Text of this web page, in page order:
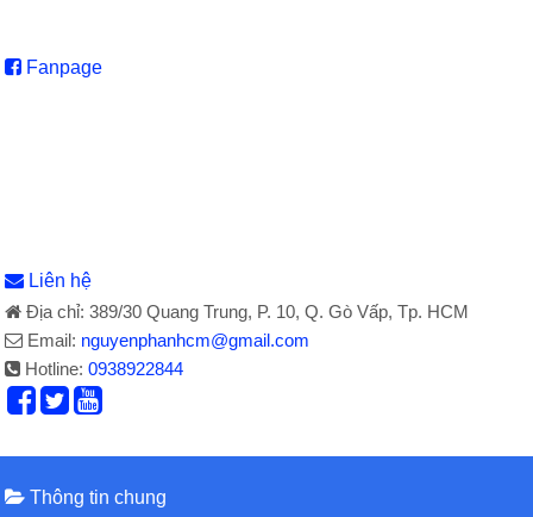
Fanpage
Liên hệ
Địa chỉ: 389/30 Quang Trung, P. 10, Q. Gò Vấp, Tp. HCM
Email: nguyenphanhcm@gmail.com
Hotline:0938922844
Thông tin chung